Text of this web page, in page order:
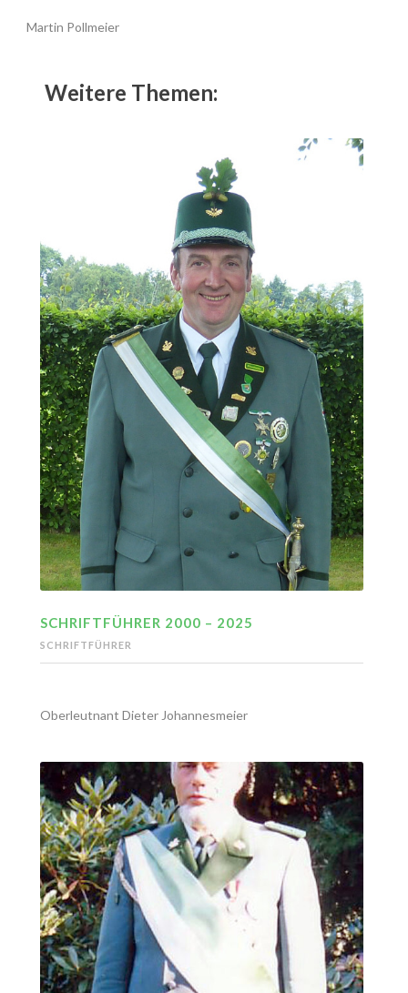
Martin Pollmeier
Weitere Themen:
SCHRIFTFÜHRER 2000 – 2025
SCHRIFTFÜHRER
Oberleutnant Dieter Johannesmeier